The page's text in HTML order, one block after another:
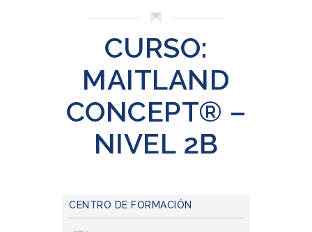
CURSO:
MAITLAND
CONCEPT® –
NIVEL 2B
CENTRO DE FORMACIÓN